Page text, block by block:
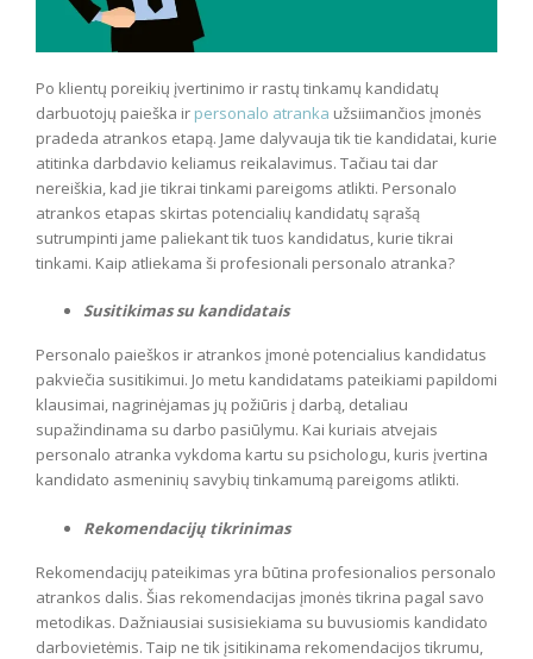
Po klientų poreikių įvertinimo ir rastų tinkamų kandidatų
darbuotojų paieška ir personalo atranka užsiimančios įmonės
pradeda atrankos etapą. Jame dalyvauja tik tie kandidatai, kurie
atitinka darbdavio keliamus reikalavimus. Tačiau tai dar
nereiškia, kad jie tikrai tinkami pareigoms atlikti. Personalo
atrankos etapas skirtas potencialių kandidatų sąrašą
sutrumpinti jame paliekant tik tuos kandidatus, kurie tikrai
tinkami. Kaip atliekama ši profesionali personalo atranka?
Susitikimas su kandidatais
Personalo paieškos ir atrankos įmonė potencialius kandidatus
pakviečia susitikimui. Jo metu kandidatams pateikiami papildomi
klausimai, nagrinėjamas jų požiūris į darbą, detaliau
supažindinama su darbo pasiūlymu. Kai kuriais atvejais
personalo atranka vykdoma kartu su psichologu, kuris įvertina
kandidato asmeninių savybių tinkamumą pareigoms atlikti.
Rekomendacijų tikrinimas
Rekomendacijų pateikimas yra būtina profesionalios personalo
atrankos dalis. Šias rekomendacijas įmonės tikrina pagal savo
metodikas. Dažniausiai susisiekiama su buvusiomis kandidato
darbovietėmis. Taip ne tik įsitikinama rekomendacijos tikrumu,